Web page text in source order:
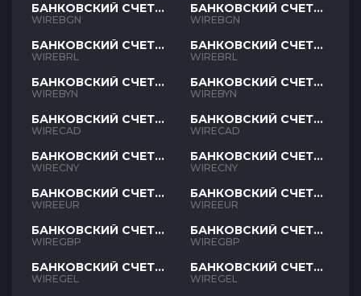
БАНКОВСКИЙ СЧЕТ
BGN
WIREBGN
БАНКОВСКИЙ СЧЕТ
BRL
WIREBRL
БАНКОВСКИЙ СЧЕТ
BYN
WIREBYN
БАНКОВСКИЙ СЧЕТ
CAD
WIRECAD
БАНКОВСКИЙ СЧЕТ
CNY
WIRECNY
БАНКОВСКИЙ СЧЕТ
EUR
WIREEUR
БАНКОВСКИЙ СЧЕТ
GBP
WIREGBP
БАНКОВСКИЙ СЧЕТ
GEL
WIREGEL
БАНКОВСКИЙ СЧЕТ
BGN
WIREBGN
БАНКОВСКИЙ СЧЕТ
BRL
WIREBRL
БАНКОВСКИЙ СЧЕТ
BYN
WIREBYN
БАНКОВСКИЙ СЧЕТ
CAD
WIRECAD
БАНКОВСКИЙ СЧЕТ
CNY
WIRECNY
БАНКОВСКИЙ СЧЕТ
EUR
WIREEUR
БАНКОВСКИЙ СЧЕТ
GBP
WIREGBP
БАНКОВСКИЙ СЧЕТ
GEL
WIREGEL